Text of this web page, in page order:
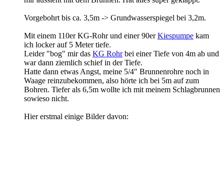
Vorgebohrt bis ca. 3,5m -> Grundwasserspiegel bei 3,2m.
Mit einem 110er KG-Rohr und einer 90erKiespumpe kam
ich locker auf 5 Meter tiefe.
Leider "bog" mir das KG Rohrbei einer Tiefe von 4m ab und
war dann ziemlich schief in der Tiefe.
Hatte dann etwas Angst, meine 5/4" Brunnenrohre noch in
Waage reinzubekommen, also hörte ich bei 5m auf zum
Bohren. Tiefer als 6,5m wollte ich mit meinem Schlagbrunnen
sowieso nicht.
Hier erstmal einige Bilder davon: